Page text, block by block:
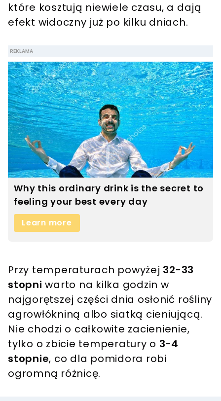
które kosztują niewiele czasu, a dają
efekt widoczny już po kilku dniach.
Przy temperaturach powyżej 32-33
stopni warto na kilka godzin w
najgorętszej części dnia osłonić rośliny
agrowłókniną albo siatką cieniującą.
Nie chodzi o całkowite zacienienie,
tylko o zbicie temperatury o 3-4
stopnie, co dla pomidora robi
ogromną różnicę.